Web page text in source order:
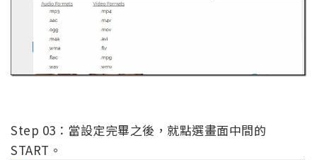
Step 03：當設定完畢之後，就點選畫面中間的
START。